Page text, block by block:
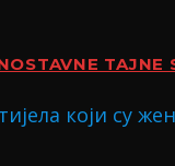
TAJNE